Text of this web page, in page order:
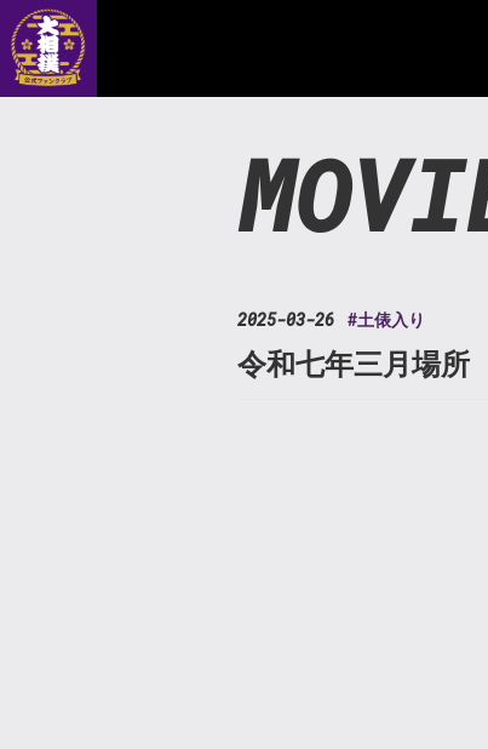
2025-03-26 #土俵入り
令和七年三月場所